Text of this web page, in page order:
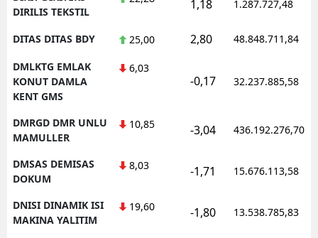
DIRILIS TEKSTIL
1,18 1.287.727,48
DITAS DITAS BDY 25,00 2,80 48.848.711,84
DMLKTG EMLAK
KONUT DAMLA
KENT GMS
6,03
-0,17 32.237.885,58
DMRGD DMR UNLU
MAMULLER
10,85 -3,04 436.192.276,70
DMSAS DEMISAS
DOKUM
8,03 -1,71 15.676.113,58
DNISI DINAMIK ISI
MAKINA YALITIM
19,60 -1,80 13.538.785,83